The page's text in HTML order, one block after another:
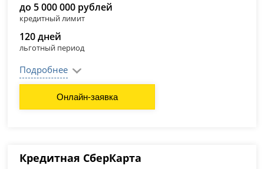
до 5 000 000 рублей
кредитный лимит
120 дней
льготный период
Подробнее
Онлайн-заявка
Кредитная СберКарта